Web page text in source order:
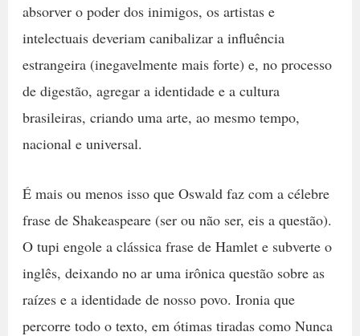
absorver o poder dos inimigos, os artistas e
intelectuais deveriam canibalizar a influência
estrangeira (inegavelmente mais forte) e, no processo
de digestão, agregar a identidade e a cultura
brasileiras, criando uma arte, ao mesmo tempo,
nacional e universal.
É mais ou menos isso que Oswald faz com a célebre
frase de Shakeaspeare (ser ou não ser, eis a questão).
O tupi engole a clássica frase de Hamlet e subverte o
inglês, deixando no ar uma irônica questão sobre as
raízes e a identidade de nosso povo. Ironia que
percorre todo o texto, em ótimas tiradas como Nunca